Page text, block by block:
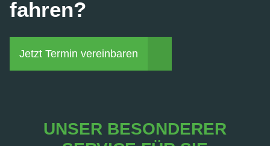
fahren?
Jetzt Termin vereinbaren
UNSER BESONDERER